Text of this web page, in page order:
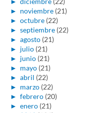
► noviembre (21)
► octubre (22)
► septiembre (22)
► agosto (21)
► julio (21)
► junio (21)
► mayo (21)
► abril (22)
► marzo (22)
► febrero (20)
► enero (21)